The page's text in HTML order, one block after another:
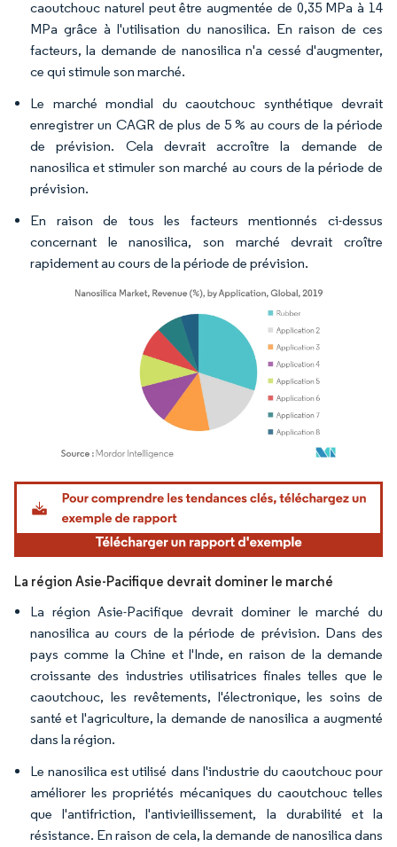
caoutchouc naturel peut être augmentée de 0,35 MPa à 14
MPa grâce à l'utilisation du nanosilica. En raison de ces
facteurs, la demande de nanosilica n'a cessé d'augmenter,
ce qui stimule son marché.
Le marché mondial du caoutchouc synthétique devrait
enregistrer un CAGR de plus de 5 % au cours de la période
de prévision. Cela devrait accroître la demande de
nanosilica et stimuler son marché au cours de la période de
prévision.
En raison de tous les facteurs mentionnés ci-dessus
concernant le nanosilica, son marché devrait croître
rapidement au cours de la période de prévision.
Image © Mordor Intelligence. La réutilisation nécessite une attribution sous CC BY
La région Asie-Pacifique devrait dominer le marché
La région Asie-Pacifique devrait dominer le marché du
nanosilica au cours de la période de prévision. Dans des
pays comme la Chine et l'Inde, en raison de la demande
croissante des industries utilisatrices finales telles que le
caoutchouc, les revêtements, l'électronique, les soins de
santé et l'agriculture, la demande de nanosilica a augmenté
dans la région.
Le nanosilica est utilisé dans l'industrie du caoutchouc pour
améliorer les propriétés mécaniques du caoutchouc telles
que l'antifriction, l'antivieillissement, la durabilité et la
résistance. En raison de cela, la demande de nanosilica dans